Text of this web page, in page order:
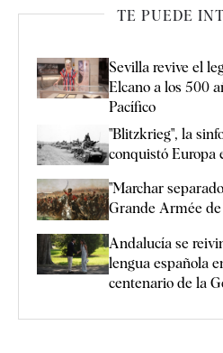
TE PUEDE
Sevilla revive el
Elcano a los 500
Pacífico
"Blitzkrieg", la
conquistó Europa
"Marchar
Grande Armée
Andalucía se
lengua española
centenario de la